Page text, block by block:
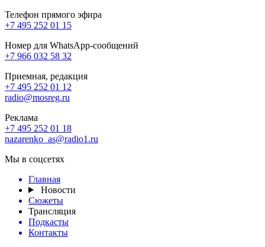
Телефон прямого эфира
+7 495 252 01 15
Номер для WhatsApp-сообщений
+7 966 032 58 32
Приемная, редакция
+7 495 252 01 12
radio@mosreg.ru
Реклама
+7 495 252 01 18
nazarenko_as@radio1.ru
Мы в соцсетях
Главная
Новости
Сюжеты
Трансляция
Подкасты
Контакты